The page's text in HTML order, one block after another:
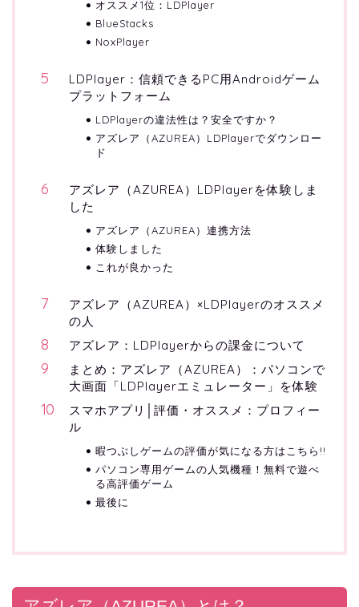
オススメ1位：LDPlayer
BlueStacks
NoxPlayer
LDPlayer：信頼できるPC用Androidゲーム
プラットフォーム
LDPlayerの違法性は？安全ですか？
アズレア（AZUREA）LDPlayerでダウンロー
ド
アズレア（AZUREA）LDPlayerを体験しま
した
アズレア（AZUREA）連携方法
体験しました
これが良かった
アズレア（AZUREA）×LDPlayerのオススメ
の人
アズレア：LDPlayerからの課金について
まとめ：アズレア（AZUREA）：パソコンで
大画面「LDPlayerエミュレーター」を体験
スマホアプリ│評価・オススメ：プロフィー
ル
暇つぶしゲームの評価が気になる方はこちら!!
パソコン専用ゲームの人気機種！無料で遊べ
る高評価ゲーム
最後に